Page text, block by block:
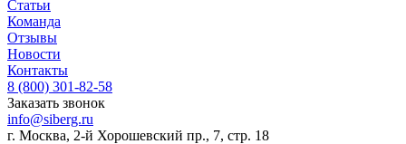
Статьи
Команда
Отзывы
Новости
Контакты
8 (800) 301-82-58
Заказать звонок
info@siberg.ru
г. Москва, 2-й Хорошевский пр., 7, стр. 18